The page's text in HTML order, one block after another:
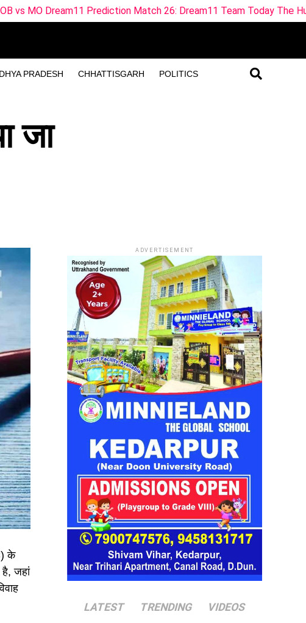
PRADESH CHHATTISGARH POLITICS
Prediction Match 26: Dream11 Team Today The Hundred 2026
जा
के
है, जहां
ADVERTISEMENT
LATEST TRENDING VIDEOS